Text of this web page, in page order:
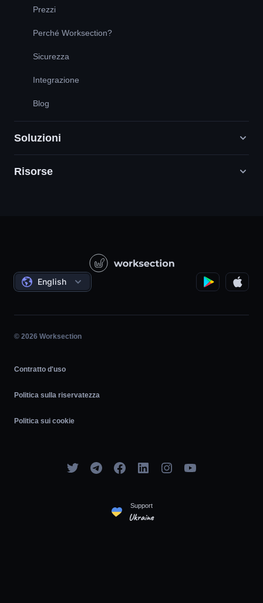
Prezzi
Perché Worksection?
Sicurezza
Integrazione
Blog
Soluzioni
Agenzie di marketing digitale
Progetti governativi/sociali
Gestione del progetto
Lavoro orario
Agile
Risorse
Accordi
English
© 2026 Worksection
Contratto d'uso
Politica sulla riservatezza
Politica sui cookie
Support
Ukraine